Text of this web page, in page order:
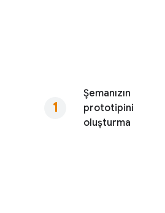
Şemanızın
prototipini
oluşturma